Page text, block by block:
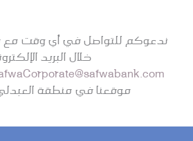
ندعوكم للتواصل في أي وقت مع
خلال البريد
موقعنا في منطقة